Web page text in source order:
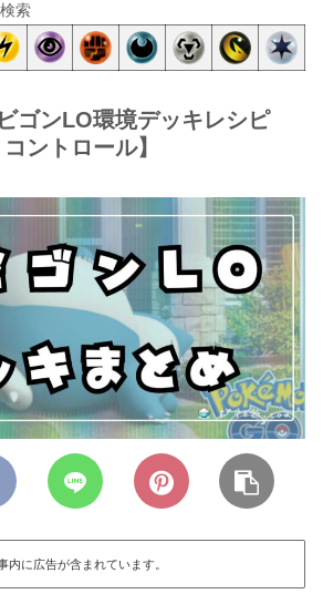
索
ゴンLO環境デッキレシピ
ントロール】
内に広告が含まれています。